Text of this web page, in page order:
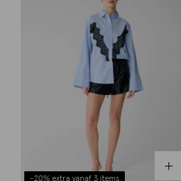
-20% extra vanaf 3 items